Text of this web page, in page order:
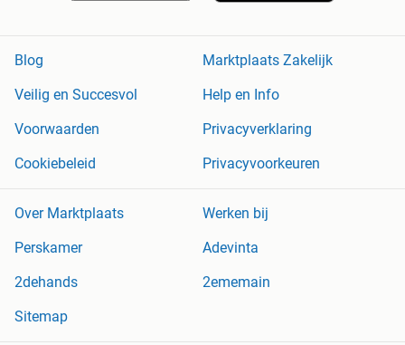
Blog
Marktplaats Zakelijk
Veilig en Succesvol
Help en Info
Voorwaarden
Privacyverklaring
Cookiebeleid
Privacyvoorkeuren
Over Marktplaats
Werken bij
Perskamer
Adevinta
2dehands
2ememain
Sitemap